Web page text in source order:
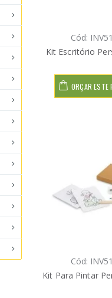
Cód:
Kit Escritório
ORÇAR ESTE
Cód:
Kit Para Pintar